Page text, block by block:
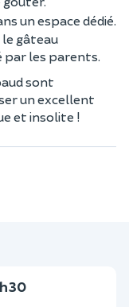
un espace dédié.
gâteau
les parents.
sont
un excellent
et insolite !